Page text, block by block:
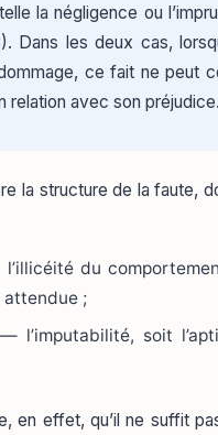
la négligence ou
Dans les deux cas,
ce fait ne peut
relation avec son préjudice.
la structure de la faute,
du
;
— l’imputabilité, soit
en effet, qu’il ne suffit